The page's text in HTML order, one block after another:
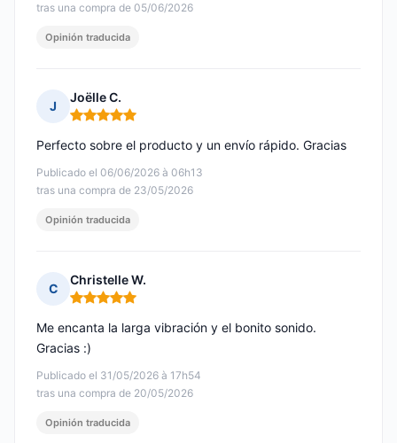
tras una compra de 05/06/2026
Opinión traducida
J
Joëlle C.
Nota: 5 de 5
Publicado el 06/06/2026 à 06h13
tras una compra de 23/05/2026
Perfecto sobre el producto y un envío rápido. Gracias
Opinión traducida
C
Christelle W.
Nota: 5 de 5
Publicado el 31/05/2026 à 17h54
tras una compra de 20/05/2026
Me encanta la larga vibración y el bonito sonido.
Gracias :)
Opinión traducida